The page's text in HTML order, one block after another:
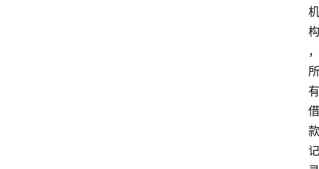
机
构
，
所
有
借
款
记